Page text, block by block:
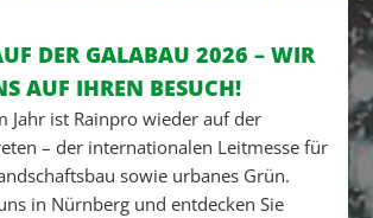
DER GALABAU 2026 – WIR
AUF IHREN BESUCH!
Jahr ist Rainpro wieder auf der
– der internationalen Leitmesse für
sowie urbanes Grün.
in Nürnberg und entdecken Sie